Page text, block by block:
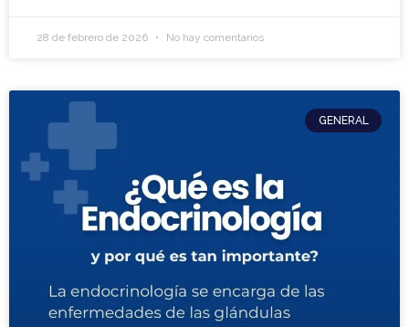
28 de febrero de 2026 No hay comentarios
GENERAL